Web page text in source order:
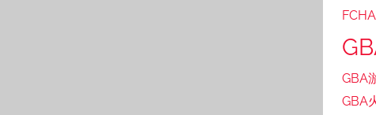
GBA
GBA